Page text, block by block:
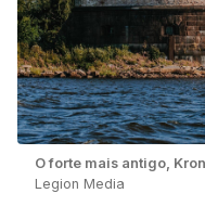
O forte mais antigo,
Legion Media